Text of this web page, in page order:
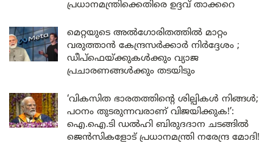
പ്രധാനമന്ത്രിക്കെതിരെ ഉദ്ദവ് താക്കറെ
മെറ്റയുടെ അൽഗോരിതത്തിൽ മാറ്റം
വരുത്താൻ കേന്ദ്രസർക്കാർ നിർദ്ദേശം ;
ഡീപ്‌ഫെയ്ക്കുകൾക്കും വ്യാജ
പ്രചാരണങ്ങൾക്കും തടയിടും
‘വികസിത ഭാരതത്തിന്റെ ശില്പികൾ നിങ്ങൾ;
പഠനം തുടരുന്നവരാണ് വിജയിക്കുക!’:
ഐ.ഐ.ടി ഡൽഹി ബിരുദദാന ചടങ്ങിൽ
ജെൻസികളോട് പ്രധാനമന്ത്രി നരേന്ദ്ര മോദി!